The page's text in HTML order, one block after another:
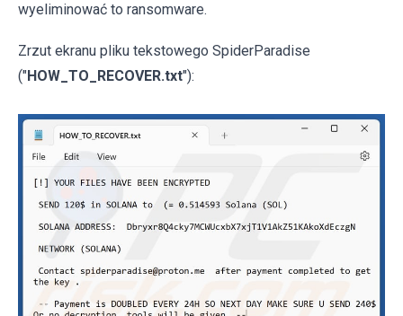
wyeliminować to ransomware.
Zrzut ekranu pliku tekstowego SpiderParadise
("HOW_TO_RECOVER.txt"):